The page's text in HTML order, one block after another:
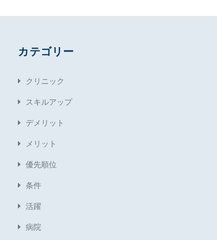
カテゴリー
クリニック
スキルアップ
デメリット
メリット
優先順位
条件
活躍
病院